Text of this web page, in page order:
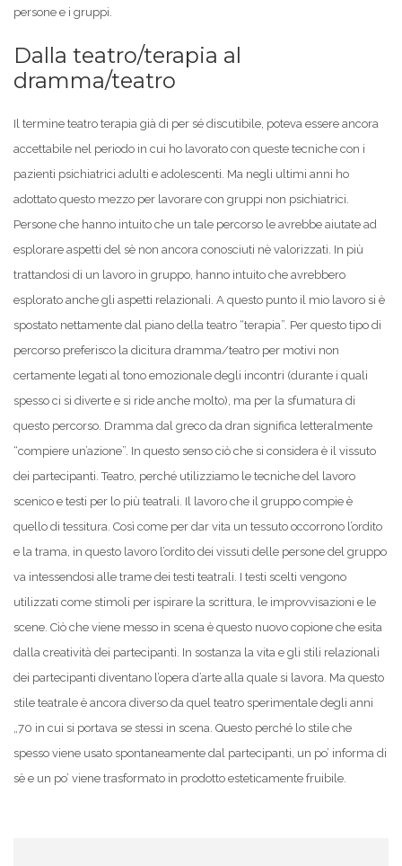
persone e i gruppi.
Dalla teatro/terapia al
dramma/teatro
Il termine teatro terapia già di per sé discutibile, poteva essere ancora
accettabile nel periodo in cui ho lavorato con queste tecniche con i
pazienti psichiatrici adulti e adolescenti. Ma negli ultimi anni ho
adottato questo mezzo per lavorare con gruppi non psichiatrici.
Persone che hanno intuito che un tale percorso le avrebbe aiutate ad
esplorare aspetti del sè non ancora conosciuti nè valorizzati. In più
trattandosi di un lavoro in gruppo, hanno intuito che avrebbero
esplorato anche gli aspetti relazionali. A questo punto il mio lavoro si è
spostato nettamente dal piano della teatro “terapia”. Per questo tipo di
percorso preferisco la dicitura dramma/teatro per motivi non
certamente legati al tono emozionale degli incontri (durante i quali
spesso ci si diverte e si ride anche molto), ma per la sfumatura di
questo percorso. Dramma dal greco da dran significa letteralmente
“compiere un’azione”. In questo senso ciò che si considera è il vissuto
dei partecipanti. Teatro, perché utilizziamo le tecniche del lavoro
scenico e testi per lo più teatrali. Il lavoro che il gruppo compie è
quello di tessitura. Così come per dar vita un tessuto occorrono l’ordito
e la trama, in questo lavoro l’ordito dei vissuti delle persone del gruppo
va intessendosi alle trame dei testi teatrali. I testi scelti vengono
utilizzati come stimoli per ispirare la scrittura, le improvvisazioni e le
scene. Ciò che viene messo in scena è questo nuovo copione che esita
dalla creatività dei partecipanti. In sostanza la vita e gli stili relazionali
dei partecipanti diventano l’opera d’arte alla quale si lavora. Ma questo
stile teatrale è ancora diverso da quel teatro sperimentale degli anni
„70 in cui si portava se stessi in scena. Questo perché lo stile che
spesso viene usato spontaneamente dal partecipanti, un po’ informa di
sè e un po’ viene trasformato in prodotto esteticamente fruibile.